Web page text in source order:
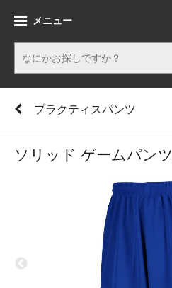
メニュー
プラクティスパンツ
ソリッド ゲームパンツ